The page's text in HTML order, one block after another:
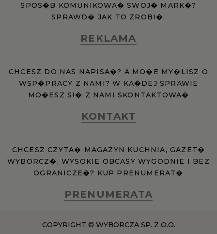
SPOS�B KOMUNIKOWA� SWOJ� MARK�?
SPRAWD� JAK TO ZROBI�.
REKLAMA
CHCESZ DO NAS NAPISA�? A MO�E MY�LISZ O
WSP�PRACY Z NAMI? W KA�DEJ SPRAWIE
MO�ESZ SI� Z NAMI SKONTAKTOWA�
KONTAKT
CHCESZ CZYTA� MAGAZYN KUCHNIA, GAZET�
WYBORCZ�, WYSOKIE OBCASY WYGODNIE I BEZ
OGRANICZE�? KUP PRENUMERAT�
PRENUMERATA
COPYRIGHT © WYBORCZA SP. Z O.O.